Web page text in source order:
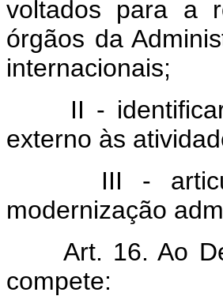
voltados para a
órgãos da
internacionais;
II - identificar
externo às
III -
modernização
Art. 16. Ao
compete: